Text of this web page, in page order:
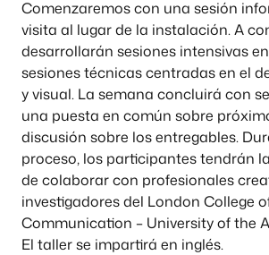
Comenzaremos con una sesión
visita al lugar de la instalación. A
desarrollarán sesiones intensivas
sesiones técnicas centradas en el
y visual. La semana concluirá con
una puesta en común sobre
discusión sobre los entregables.
proceso, los participantes tendrán
de colaborar con profesionales
investigadores del London College
Communication – University of the
El taller se impartirá en inglés.